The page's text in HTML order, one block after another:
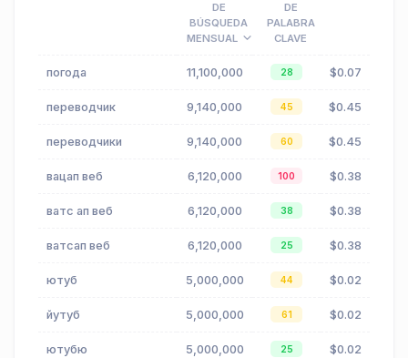
DE
BÚSQUEDA
MENSUAL
DE
PALABRA
CLAVE
погода 11,100,000 28 $0.07
переводчик 9,140,000 45 $0.45
переводчики 9,140,000 60 $0.45
вацап веб 6,120,000 100 $0.38
ватс ап веб 6,120,000 38 $0.38
ватсап веб 6,120,000 25 $0.38
ютуб 5,000,000 44 $0.02
йутуб 5,000,000 61 $0.02
ютубю 5,000,000 25 $0.02